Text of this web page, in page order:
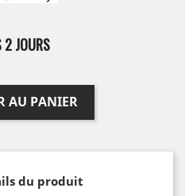
2 JOURS
AU PANIER
du produit